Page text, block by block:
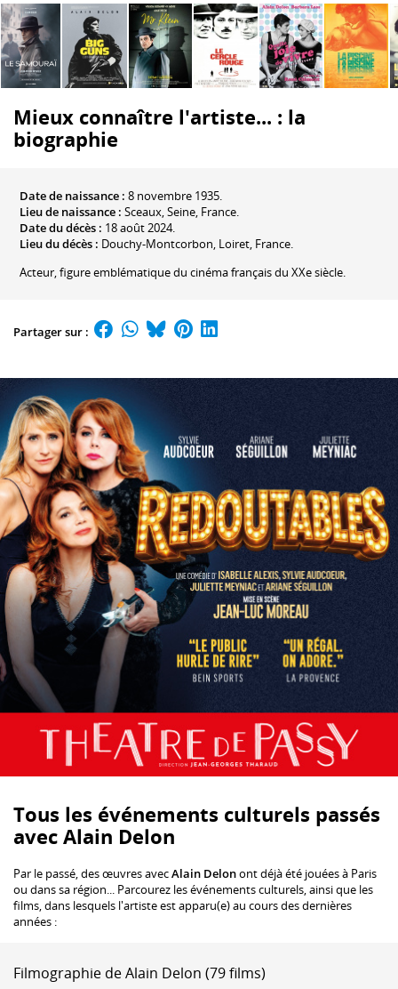
Mieux connaître l'artiste... : la
biographie
Date de naissance : 8 novembre 1935.
Lieu de naissance : Sceaux, Seine, France.
Date du décès : 18 août 2024.
Lieu du décès : Douchy-Montcorbon, Loiret, France.
Acteur, figure emblématique du cinéma français du XXe siècle.
Partager sur :
Tous les événements culturels passés
avec Alain Delon
Par le passé, des œuvres avecAlain Delonont déjà été jouées à Paris
ou dans sa région... Parcourez les événements culturels, ainsi que les
films, dans lesquels l'artiste est apparu(e) au cours des dernières
années :
Filmographie de Alain Delon (79 films)